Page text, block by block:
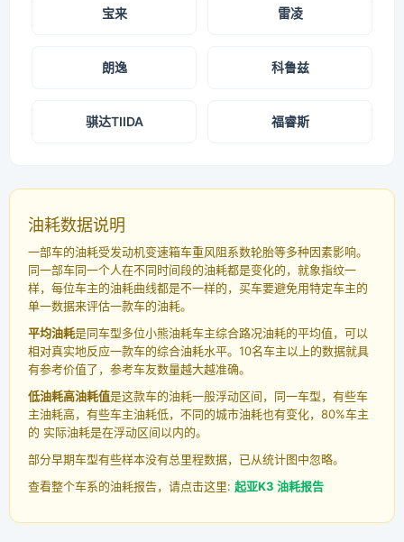
宝来 雷凌
朗逸 科鲁兹
骐达TIIDA 福睿斯
油耗数据说明
一部车的油耗受发动机变速箱车重风阻系数轮胎等多种因素影响。
同一部车同一个人在不同时间段的油耗都是变化的，就象指纹一
样，每位车主的油耗曲线都是不一样的，买车要避免用特定车主的
单一数据来评估一款车的油耗。
平均油耗是同车型多位小熊油耗车主综合路况油耗的平均值，可以
相对真实地反应一款车的综合油耗水平。10名车主以上的数据就具
有参考价值了，参考车友数量越大越准确。
低油耗高油耗值是这款车的油耗一般浮动区间，同一车型，有些车
主油耗高，有些车主油耗低，不同的城市油耗也有变化，80%车主
的 实际油耗是在浮动区间以内的。
部分早期车型有些样本没有总里程数据，已从统计图中忽略。
查看整个车系的油耗报告，请点击这里: 起亚K3 油耗报告